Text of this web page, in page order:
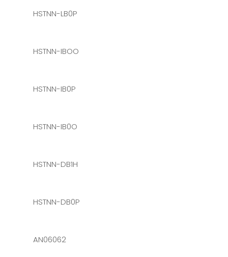
HSTNN-LB0P
HSTNN-IBOO
HSTNN-IB0P
HSTNN-IB0O
HSTNN-DB1H
HSTNN-DB0P
AN06062